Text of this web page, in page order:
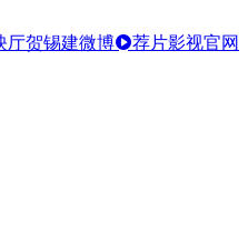
厅贺锡建微博
荐片影视官网